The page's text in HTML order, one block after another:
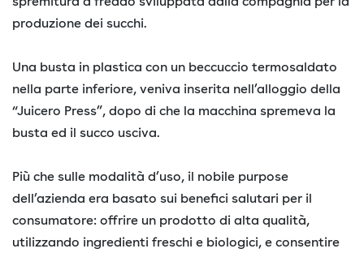
produzione dei succhi.
Una busta in plastica con un beccuccio termosaldato
nella parte inferiore, veniva inserita nell’alloggio della
“Juicero Press”, dopo di che la macchina spremeva la
busta ed il succo usciva.
Più che sulle modalità d’uso, il nobile purpose
dell’azienda era basato sui benefici salutari per il
consumatore: offrire un prodotto di alta qualità,
utilizzando ingredienti freschi e biologici, e consentire